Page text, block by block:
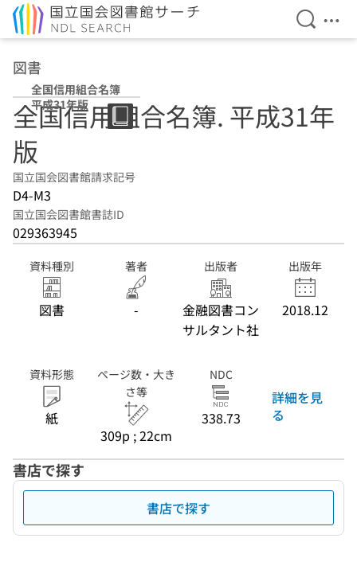
検索を
メ
図書
全国信用組合名簿
平成31年版
全国信用組合名簿. 平成31年
版
国立国会図書館請求記号
D4-M3
国立国会図書館書誌ID
029363945
資料種別
図書
著者
-
出版者
金融図書コン
サルタント社
出版年
2018.12
資料形態
紙
ページ数・大き
さ等
309p ; 22cm
NDC
338.73
詳細を見
る
書店で探す
書店で探す